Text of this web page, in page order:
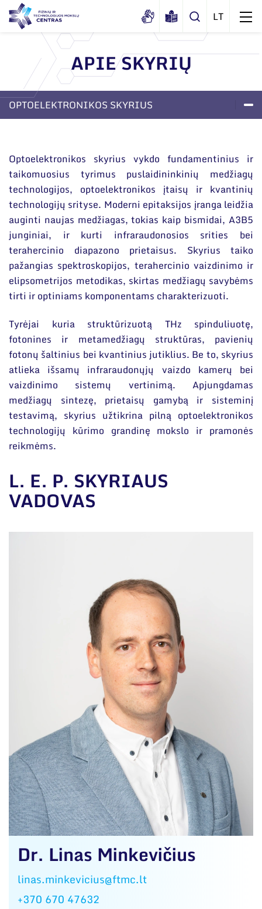
Apie mus
Dokumentai
Korupcijos prevencija
Duomenų apsauga
Darbuotojams
Nuorodos
Narystė nacionalinėse ir tarptautinėse
organizacijose bei asociacijose
Struktūra
Administraciniai skyriai
Moksliniai skyriai
Mokslo taryba
Tarptautinė patarėjų taryba
Mokslininkai emeritai
Renginiai
Tinklalaidės
Leidiniai
Bendri rekvizitai
Administracija
Darbuotojų kontaktai
APIE SKYRIŲ
OPTOELEKTRONIKOS SKYRIUS
Optoelektronikos skyrius vykdo fundamentinius ir
taikomuosius tyrimus puslaidininkinių medžiagų
technologijos, optoelektronikos įtaisų ir kvantinių
technologijų srityse. Moderni epitaksijos įranga leidžia
auginti naujas medžiagas, tokias kaip bismidai, A3B5
junginiai, ir kurti infraraudonosios srities bei
terahercinio diapazono prietaisus. Skyrius taiko
pažangias spektroskopijos, terahercinio vaizdinimo ir
elipsometrijos metodikas, skirtas medžiagų savybėms
tirti ir optiniams komponentams charakterizuoti.
Tyrėjai kuria struktūrizuotą THz spinduliuotę,
fotonines ir metamedžiagų struktūras, pavienių
fotonų šaltinius bei kvantinius jutiklius. Be to, skyrius
atlieka išsamų infraraudonųjų vaizdo kamerų bei
vaizdinimo sistemų vertinimą. Apjungdamas
medžiagų sintezę, prietaisų gamybą ir sisteminį
testavimą, skyrius užtikrina pilną optoelektronikos
technologijų kūrimo grandinę mokslo ir pramonės
reikmėms.
L. E. P. SKYRIAUS
VADOVAS
Dr. Linas Minkevičius
linas.minkevicius@ftmc.lt
+370 670 47632